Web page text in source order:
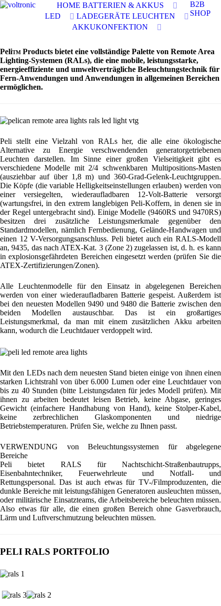
HOME BATTERIEN & AKKUS
LED
LADEGERÄTE LEUCHTEN
AKKUKONFEKTION
B2B
SHOP
PeliTM Products bietet eine vollständige Palette von Remote Area
Lighting-Systemen (RALs), die eine mobile, leistungsstarke,
energieeffiziente und umweltverträgliche Beleuchtungstechnik für
Fern-Anwendungen und Anwendungen in allgemeinen Bereichen
ermöglichen.
Peli stellt eine Vielzahl von RALs her, die alle eine ökologische
Alternative zu Energie verschwendenden generatorgetriebenen
Leuchten darstellen. Im Sinne einer großen Vielseitigkeit gibt es
verschiedene Modelle mit 2/4 schwenkbaren Multipositions-Masten
(ausziehbar auf über 1,8 m) und 360-Grad-Gelenk-Leuchtgruppen.
Die Köpfe (die variable Helligkeitseinstellungen erlauben) werden von
einer versiegelten, wiederaufladbaren 12-Volt-Batterie versorgt
(wartungsfrei, in den extrem langlebigen Peli-Koffern, in denen sie in
der Regel untergebracht sind). Einige Modelle (9460RS und 9470RS)
besitzen drei zusätzliche Leistungsmerkmale gegenüber den
Standardmodellen, nämlich Fernbedienung, Gelände-Handwagen und
einen 12 V-Versorgungsanschluss. Peli bietet auch ein RALS-Modell
an, 9435, das nach ATEX-Kat. 3 (Zone 2) zugelassen ist, d. h. es kann
in explosionsgefährdeten Bereichen eingesetzt werden (prüfen Sie die
ATEX-Zertifizierungen/Zonen).
Alle Leuchtenmodelle für den Einsatz in abgelegenen Bereichen
werden von einer wiederaufladbaren Batterie gespeist. Außerdem ist
bei den neuesten Modellen 9490 und 9480 die Batterie zwischen den
beiden Modellen austauschbar. Das ist ein großartiges
Leistungsmerkmal, da man mit einem zusätzlichen Akku arbeiten
kann, wodurch die Leuchtdauer verdoppelt wird.
Mit den LEDs nach dem neuesten Stand bieten einige von ihnen einen
starken Lichtstrahl von über 6.000 Lumen oder eine Leuchtdauer von
bis zu 40 Stunden (bitte Leistungsdaten für jedes Modell prüfen). Mit
ihnen zu arbeiten bedeutet leisen Betrieb, keine Abgase, geringes
Gewicht (einfachere Handhabung von Hand), keine Stolper-Kabel,
keine zerbrechlichen Glaskomponenten und niedrige
Betriebstemperaturen. Prüfen Sie, welche zu Ihnen passt.
VERWENDUNG von Beleuchtungssystemen für abgelegene
Bereiche
Peli bietet RALS für Nachtschicht-Straßenbautrupps,
Eisenbahntechniker, Feuerwehrleute und Notfall- und
Rettungspersonal. Das ist auch etwas für TV-/Filmproduzenten, die
dunkle Bereiche mit leistungsfähigen Generatoren ausleuchten müssen,
oder militärische Einsatzteams, die Arbeitsbereiche beleuchten müssen.
Also etwas für alle, die einen großen Bereich ohne Gasverbrauch,
Lärm und Luftverschmutzung beleuchten müssen.
PELI RALS PORTFOLIO